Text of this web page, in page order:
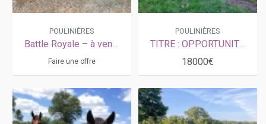
POULINIÈRES
Battle Royale – à vendre ou à louer à éleveur sérieux
Faire une offre
POULINIÈRES
TITRE : OPPORTUNITÉ RARE : Poulinière pleine de VERY NICE MARCEAUX (Gr.1) et Nièce d'UHLAN DU VAL (1 M€)
18000€